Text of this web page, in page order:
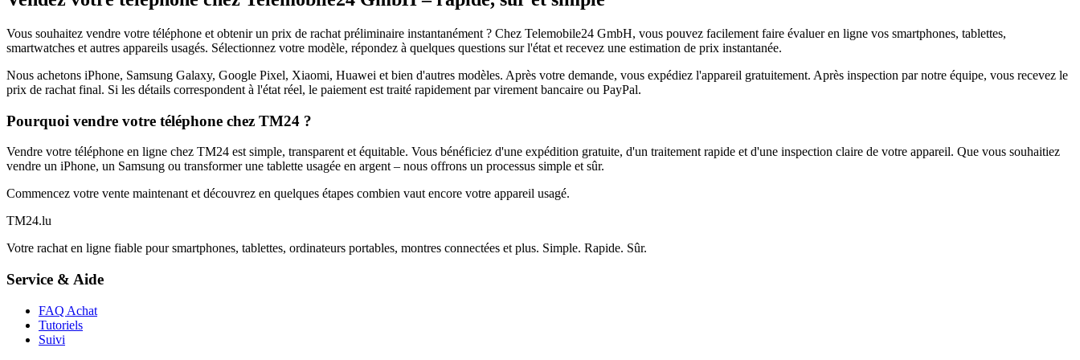
Vous souhaitez vendre votre téléphone et obtenir un prix de rachat préliminaire instantanément ? Chez Telemobile24 GmbH, vous pouvez facilement faire évaluer en ligne vos smartphones, tablettes,
smartwatches et autres appareils usagés. Sélectionnez votre modèle, répondez à quelques questions sur l'état et recevez une estimation de prix instantanée.
Nous achetons iPhone, Samsung Galaxy, Google Pixel, Xiaomi, Huawei et bien d'autres modèles. Après votre demande, vous expédiez l'appareil gratuitement. Après inspection par notre équipe, vous recevez le
prix de rachat final. Si les détails correspondent à l'état réel, le paiement est traité rapidement par virement bancaire ou PayPal.
Pourquoi vendre votre téléphone chez TM24 ?
Vendre votre téléphone en ligne chez TM24 est simple, transparent et équitable. Vous bénéficiez d'une expédition gratuite, d'un traitement rapide et d'une inspection claire de votre appareil. Que vous souhaitiez
vendre un iPhone, un Samsung ou transformer une tablette usagée en argent – nous offrons un processus simple et sûr.
Commencez votre vente maintenant et découvrez en quelques étapes combien vaut encore votre appareil usagé.
TM24.lu
Votre rachat en ligne fiable pour smartphones, tablettes, ordinateurs portables, montres connectées et plus. Simple. Rapide. Sûr.
Service & Aide
FAQ Achat
Tutoriels
Suivi